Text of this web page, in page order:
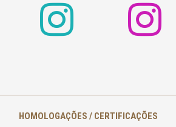
HOMOLOGAÇÕES / CERTIFICAÇÕES